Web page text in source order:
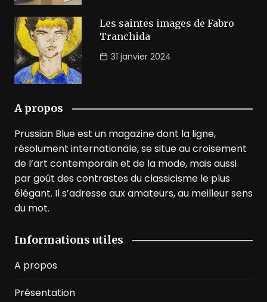
Les saintes images de Fabro
Tranchida
31 janvier 2024
A propos
Prussian Blue est un magazine dont la ligne,
résolument internationale, se situe au croisement
de l’art contemporain et de la mode, mais aussi
par goût des contrastes du classicisme le plus
élégant. Il s’adresse aux amateurs, au meilleur sens
du mot.
Informations utiles
A propos
Présentation